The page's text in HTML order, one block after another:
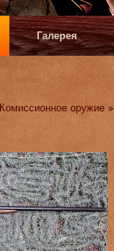
Галерея
Комиссионное оружие